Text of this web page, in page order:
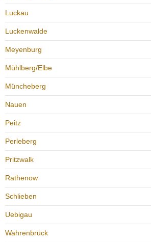
Luckau
Luckenwalde
Meyenburg
Mühlberg/Elbe
Müncheberg
Nauen
Peitz
Perleberg
Pritzwalk
Rathenow
Schlieben
Uebigau
Wahrenbrück